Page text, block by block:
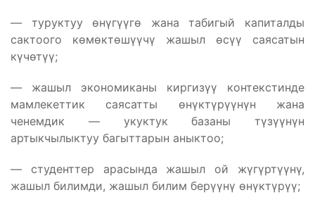
— туруктуу өнүгүүгө жана табигый капиталды
сактоого көмөктөшүүчү жашыл өсүү саясатын
күчөтүү;
— жашыл экономиканы киргизүү контекстинде
мамлекеттик саясатты өнүктүрүүнүн жана
ченемдик — укуктук базаны түзүүнүн
артыкчылыктуу багыттарын аныктоо;
— студенттер арасында жашыл ой жүгүртүүнү,
жашыл билимди, жашыл билим берүүнү өнүктүрүү;